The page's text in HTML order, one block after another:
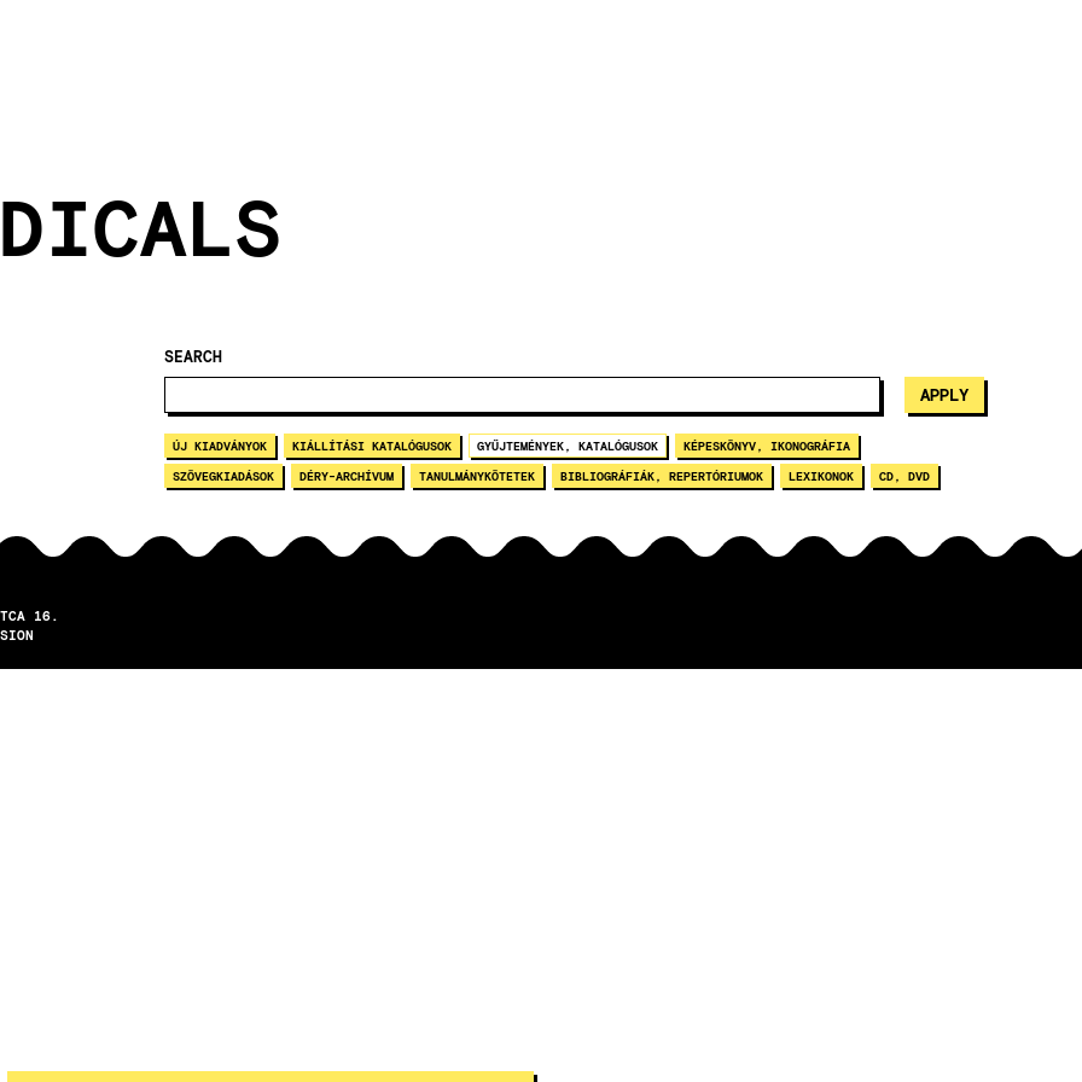
SEARCH
ÚJ KIADVÁNYOK KIÁLLÍTÁSI KATALÓGUSOK GYŰJTEMÉNYEK, KATALÓGUSOK KÉPESKÖNYV, IKONOGRÁFIA
SZÖVEGKIADÁSOK DÉRY-ARCHÍVUM TANULMÁNYKÖTETEK BIBLIOGRÁFIÁK, REPERTÓRIUMOK LEXIKONOK CD, DVD
16.